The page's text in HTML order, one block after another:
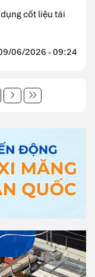
cốt liệu tái
06/2026 - 09:24